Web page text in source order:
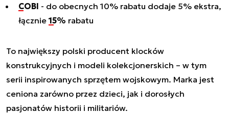
COBI - do obecnych 10% rabatu dodaje 5% ekstra,
łącznie 15% rabatu
To największy polski producent klocków
konstrukcyjnych i modeli kolekcjonerskich – w tym
serii inspirowanych sprzętem wojskowym. Marka jest
ceniona zarówno przez dzieci, jak i dorosłych
pasjonatów historii i militariów.